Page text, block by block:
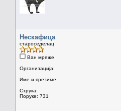
Нескафица
староседелац
Ван мреже
Организација:
Име и презиме:
Струка:
Поруке: 731